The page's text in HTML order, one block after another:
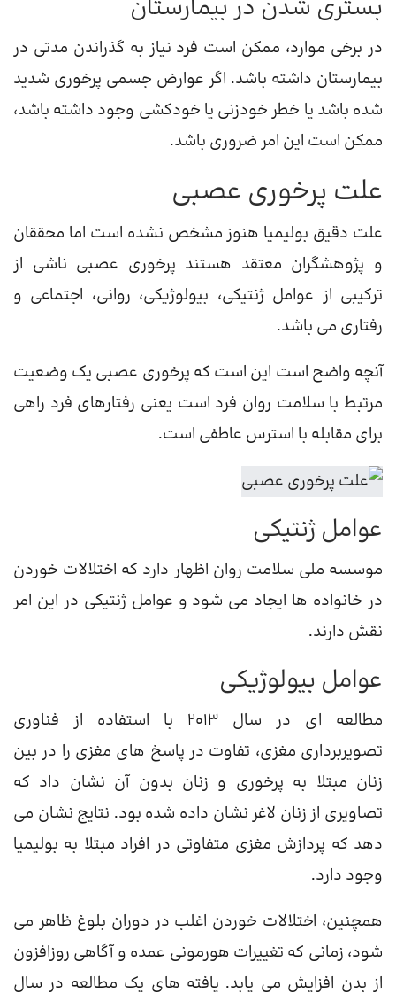
بستری شدن در بیمارستان
در برخی موارد، ممکن است فرد نیاز به گذراندن مدتی در
بیمارستان داشته باشد. اگر عوارض جسمی پرخوری شدید
شده باشد یا خطر خودزنی یا خودکشی وجود داشته باشد،
ممکن است این امر ضروری باشد.
علت پرخوری عصبی
علت دقیق بولیمیا هنوز مشخص نشده است اما محققان
و پژوهشگران معتقد هستند پرخوری عصبی ناشی از
ترکیبی از عوامل ژنتیکی، بیولوژیکی، روانی، اجتماعی و
رفتاری می باشد.
آنچه واضح است این است که پرخوری عصبی یک وضعیت
مرتبط با سلامت روان فرد است یعنی رفتارهای فرد راهی
برای مقابله با استرس عاطفی است.
عوامل ژنتیکی
موسسه ملی سلامت روان اظهار دارد که اختلالات خوردن
در خانواده ها ایجاد می شود و عوامل ژنتیکی در این امر
نقش دارند.
عوامل بیولوژیکی
مطالعه ای در سال 2013 با استفاده از فناوری
تصویربرداری مغزی، تفاوت در پاسخ های مغزی را در بین
زنان مبتلا به پرخوری و زنان بدون آن نشان داد که
تصاویری از زنان لاغر نشان داده شده بود. نتایج نشان می
دهد که پردازش مغزی متفاوتی در افراد مبتلا به بولیمیا
وجود دارد.
همچنین، اختلالات خوردن اغلب در دوران بلوغ ظاهر می
شود، زمانی که تغییرات هورمونی عمده و آگاهی روزافزون
از بدن افزایش می یابد. یافته های یک مطالعه در سال